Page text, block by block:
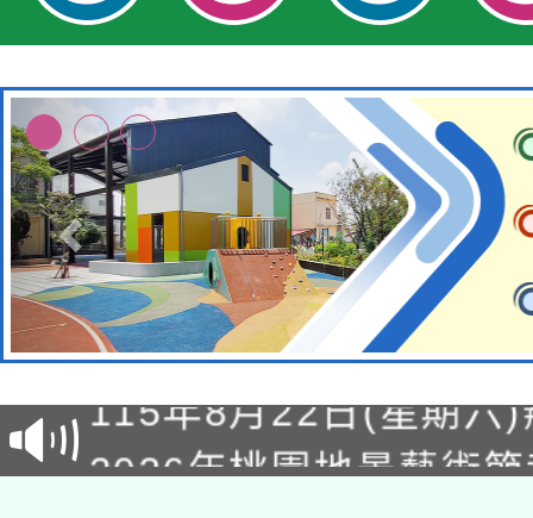
轉知經濟部水利署委託
業技術研究院辦理「
用水績優單位及節水達
桃園市孔廟祈福系列
2026年桃園地景藝術